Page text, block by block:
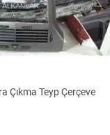
Çıkma Teyp Çerçeve